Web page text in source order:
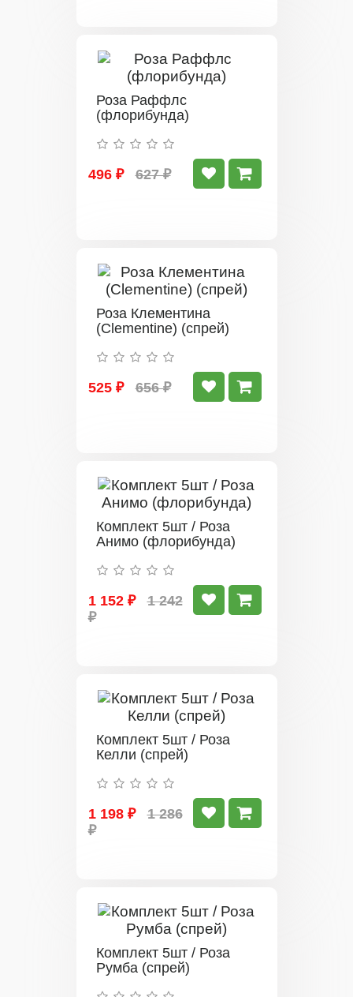
Роза Раффлс
(флорибунда)
496 ₽ 627 ₽
Роза Клементина
(Clementine) (спрей)
525 ₽ 656 ₽
Комплект 5шт / Роза
Анимо (флорибунда)
1 152 ₽
1 242
₽
Комплект 5шт / Роза
Келли (спрей)
1 198 ₽
1 286
₽
Комплект 5шт / Роза
Румба (спрей)